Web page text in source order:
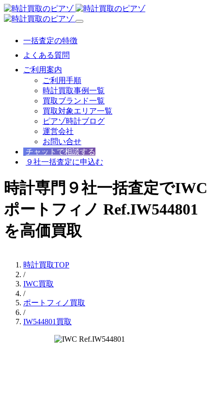
一括査定の特徴
よくある質問
ご利用案内
ご利用手順
時計買取事例一覧
買取ブランド一覧
買取対象エリア一覧
ピアゾ時計ブログ
運営会社
お問い合せ
チャットで相談する
９社一括査定に申込む
時計専門９社一括査定でIWC
ポートフィノ Ref.IW544801
を高価買取
時計買取TOP
/
IWC買取
/
ポートフィノ買取
/
IW544801買取